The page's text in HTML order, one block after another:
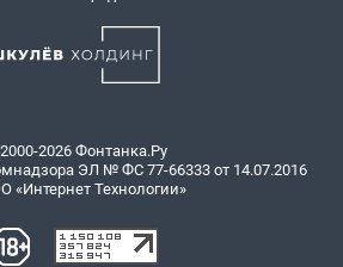
2026 Фонтанка.Ру
ЭЛ № ФС 77-66333 от 14.07.2016
«Интернет Технологии»